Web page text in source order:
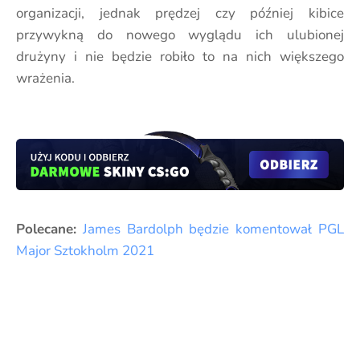
organizacji, jednak prędzej czy później kibice
przywykną do nowego wyglądu ich ulubionej
drużyny i nie będzie robiło to na nich większego
wrażenia.
Polecane: James Bardolph będzie komentował PGL
Major Sztokholm 2021